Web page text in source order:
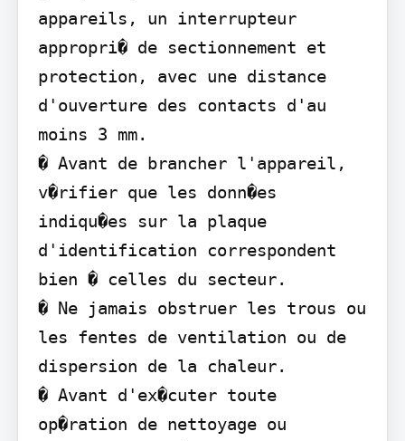
appareils, un interrupteur
appropri� de sectionnement et
protection, avec une distance
d'ouverture des contacts d'au
moins 3 mm.
� Avant de brancher l'appareil,
v�rifier que les donn�es
indiqu�es sur la plaque
d'identification correspondent
bien � celles du secteur.
� Ne jamais obstruer les trous ou
les fentes de ventilation ou de
dispersion de la chaleur.
� Avant d'ex�cuter toute
op�ration de nettoyage ou